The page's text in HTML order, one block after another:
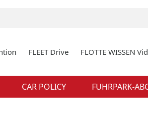
FLEET Drive FLOTTE WISSEN
CAR POLICY FUHRPARK-